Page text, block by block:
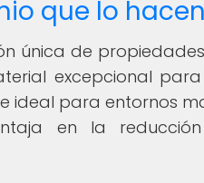
que lo
única de
excepcional
ideal para entornos
en la